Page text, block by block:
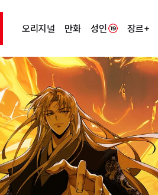
오리지널 만화 성인 장르+